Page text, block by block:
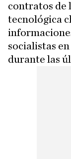
contratos de
tecnológica
socialistas
durante las